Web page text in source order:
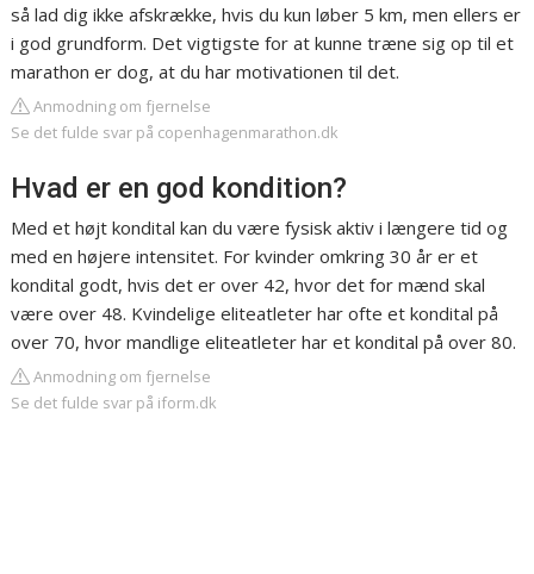
så lad dig ikke afskrække, hvis du kun løber 5 km, men ellers er
i god grundform. Det vigtigste for at kunne træne sig op til et
marathon er dog, at du har motivationen til det.
Anmodning om fjernelse
Se det fulde svar på copenhagenmarathon.dk
Hvad er en god kondition?
Med et højt kondital kan du være fysisk aktiv i længere tid og
med en højere intensitet. For kvinder omkring 30 år er et
kondital godt, hvis det er over 42, hvor det for mænd skal
være over 48. Kvindelige eliteatleter har ofte et kondital på
over 70, hvor mandlige eliteatleter har et kondital på over 80.
Anmodning om fjernelse
Se det fulde svar på iform.dk